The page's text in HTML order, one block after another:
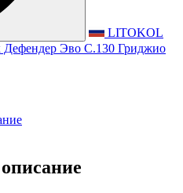
LITOKOL
Дефендер Эво С.130 Гриджио